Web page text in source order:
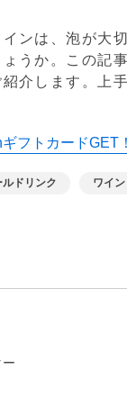
ンは、泡が大
うか。この記
介します。上
フトカードGET！
ルドリンク ワイン